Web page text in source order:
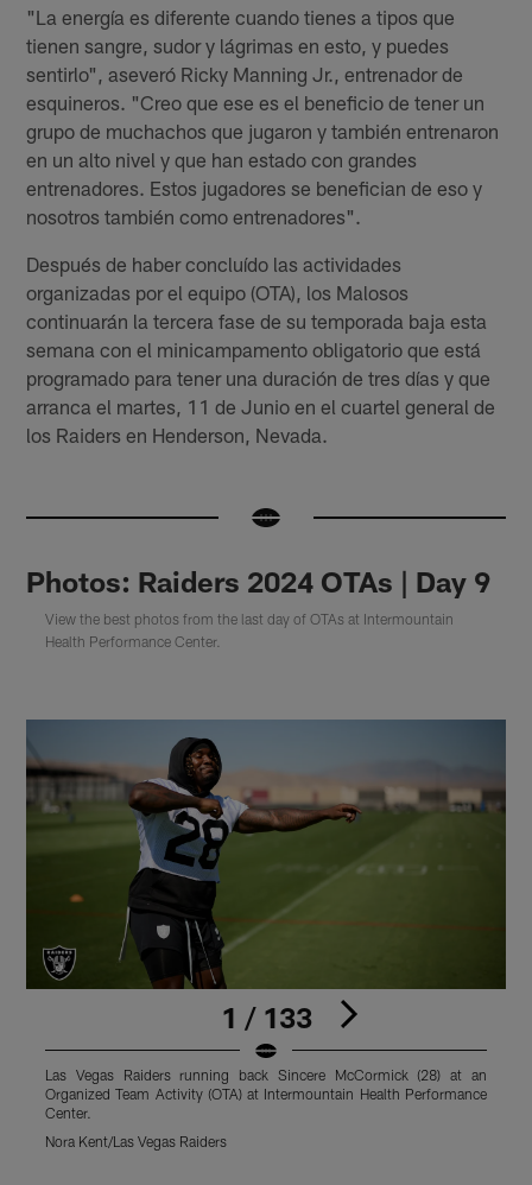
"La energía es diferente cuando tienes a tipos que
tienen sangre, sudor y lágrimas en esto, y puedes
sentirlo", aseveró Ricky Manning Jr., entrenador de
esquineros. "Creo que ese es el beneficio de tener un
grupo de muchachos que jugaron y también entrenaron
en un alto nivel y que han estado con grandes
entrenadores. Estos jugadores se benefician de eso y
nosotros también como entrenadores".
Después de haber concluído las actividades
organizadas por el equipo (OTA), los Malosos
continuarán la tercera fase de su temporada baja esta
semana con el minicampamento obligatorio que está
programado para tener una duración de tres días y que
arranca el martes, 11 de Junio en el cuartel general de
los Raiders en Henderson, Nevada.
Photos: Raiders 2024 OTAs | Day 9
View the best photos from the last day of OTAs at Intermountain
Health Performance Center.
1 / 133
Las Vegas Raiders running back Sincere McCormick (28) at an
Organized Team Activity (OTA) at Intermountain Health Performance
Center.
Nora Kent/Las Vegas Raiders